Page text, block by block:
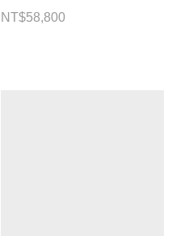
NT$58,800